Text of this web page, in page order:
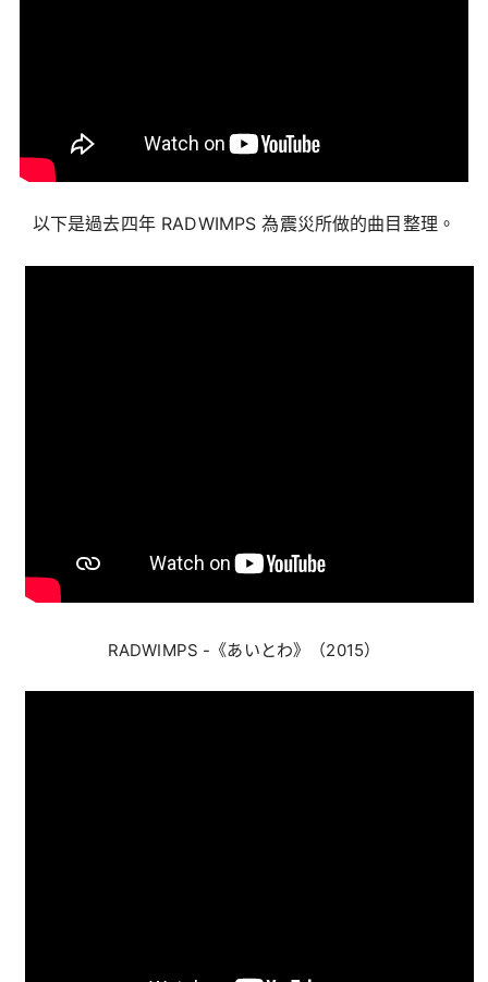
以下是過去四年 RADWIMPS 為震災所做的曲目整理。
RADWIMPS -《あいとわ》（2015）